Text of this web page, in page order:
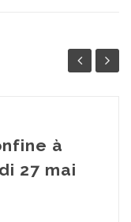
à
27 mai